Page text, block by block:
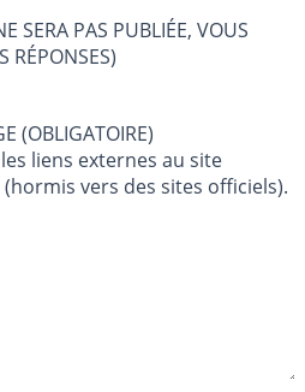
SERA PAS PUBLIÉE, VOUS
RÉPONSES)
TEXTE DE VOTRE MESSAGE (OBLIGATOIRE)
liens externes au site
vers des sites officiels).